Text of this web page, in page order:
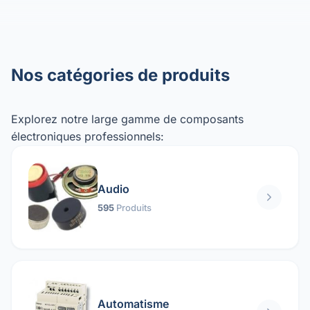
Nos catégories de produits
Explorez notre large gamme de composants
électroniques professionnels:
Audio
595 Produits
Automatisme